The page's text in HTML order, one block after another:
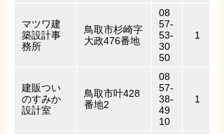
マツワ建
築設計事
務所
鳥取市杉崎字
大政476番地
08
57-
53-
30
50
1
建販つい
のすみか
設計室
鳥取市叶428
番地2
08
57-
38-
49
10
1